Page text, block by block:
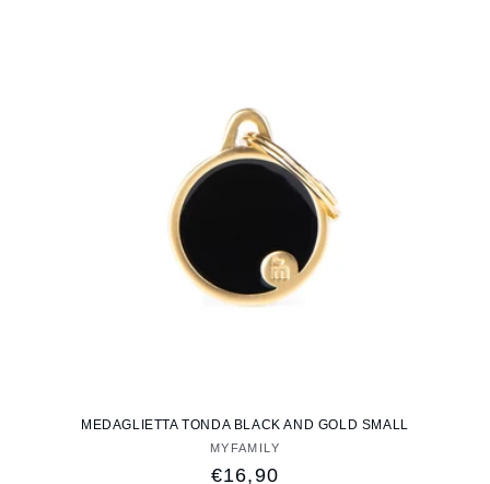
MEDAGLIETTA TONDA BLACK AND GOLD SMALL
Fornitore:
MYFAMILY
Prezzo
€16,90